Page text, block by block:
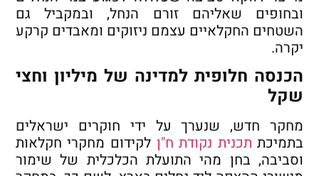
ובחופים שאליהם זורם הנחל, ובמקביל גם
השטחים החקלאיים עצמם ניזוקים ומאבדים קרקע
יקרה.
הכנסה חלופית למדינה של מיליון וחצי
שקל
מחקר חדש, שנערך על ידי חוקרים ישראלים
בתמיכת תכנית נקודת ח"ן לקידום מחקרי חקלאות
וסביבה, בחן מהי התועלת הכלכלית של שימור